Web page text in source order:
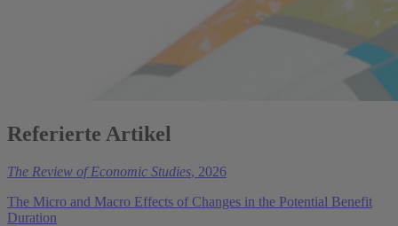
Referierte Artikel
The Review of Economic Studies, 2026
The Micro and Macro Effects of Changes in the Potential Benefit
Duration